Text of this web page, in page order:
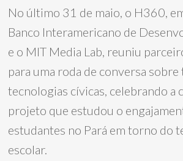
No último 31 de maio, o H360,
Banco Interamericano de
e o MIT Media Lab, reuniu
para uma roda de conversa
tecnologias cívicas, celebrando a
projeto que estudou o
estudantes no Pará em torno do
escolar.